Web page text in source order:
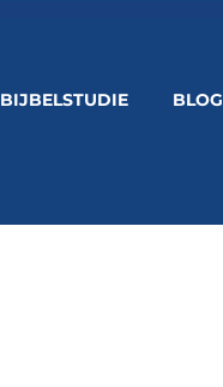
BIJBELSTUDIE BLOG